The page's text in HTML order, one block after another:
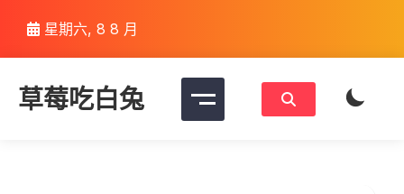
content
星期六, 8 8 月
草莓吃白兔